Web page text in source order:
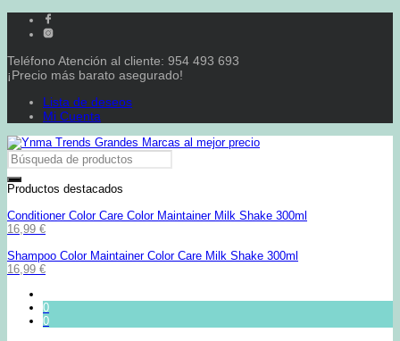
Teléfono Atención al cliente: 954 493 693
¡Precio más barato asegurado!
Lista de deseos
Mi Cuenta
Productos destacados
Conditioner Color Care Color Maintainer Milk Shake 300ml
16,99 €
Shampoo Color Maintainer Color Care Milk Shake 300ml
16,99 €
0
0